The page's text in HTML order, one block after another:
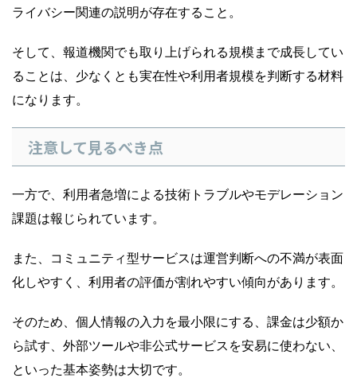
ライバシー関連の説明が存在すること。
そして、報道機関でも取り上げられる規模まで成長してい
ることは、少なくとも実在性や利用者規模を判断する材料
になります。
注意して見るべき点
一方で、利用者急増による技術トラブルやモデレーション
課題は報じられています。
また、コミュニティ型サービスは運営判断への不満が表面
化しやすく、利用者の評価が割れやすい傾向があります。
そのため、個人情報の入力を最小限にする、課金は少額か
ら試す、外部ツールや非公式サービスを安易に使わない、
といった基本姿勢は大切です。